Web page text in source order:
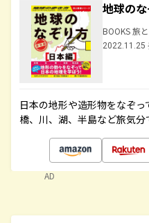
地球の
BOOKS 旅
2022.11.25
日本の地形や造形物をなぞ
橋、川、湖、半島など旅気分
AD